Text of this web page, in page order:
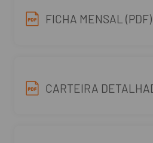
FICHA MENSAL (PDF)
CARTEIRA